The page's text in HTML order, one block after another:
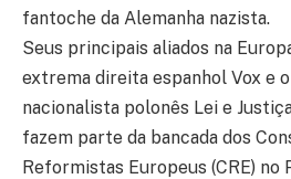
fantoche da Alemanha nazista.
Seus principais aliados na
extrema direita espanhol Vox e
nacionalista polonês Lei e
fazem parte da bancada dos
Reformistas Europeus (CRE) no